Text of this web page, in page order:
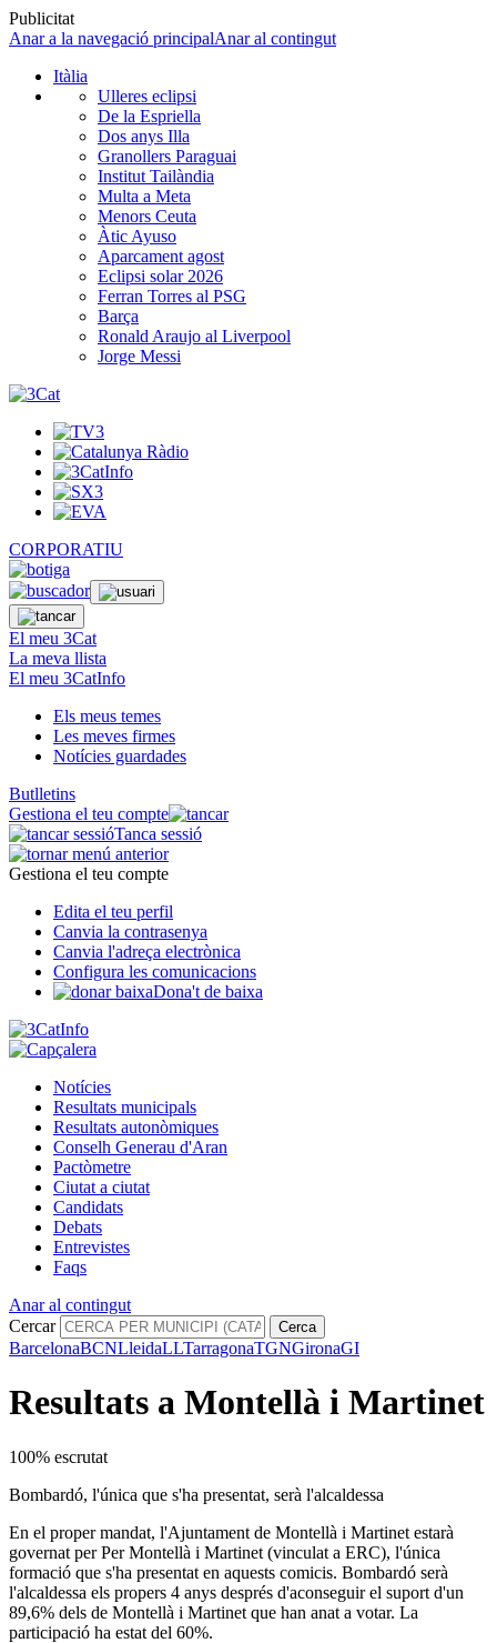
Publicitat
Anar a la navegació principalAnar al contingut
Itàlia
Ulleres eclipsi
De la Espriella
Dos anys Illa
Granollers Paraguai
Institut Tailàndia
Multa a Meta
Menors Ceuta
Àtic Ayuso
Aparcament agost
Eclipsi solar 2026
Ferran Torres al PSG
Barça
Ronald Araujo al Liverpool
Jorge Messi
CORPORATIU
El meu 3Cat
La meva llista
El meu 3CatInfo
Els meus temes
Les meves firmes
Notícies guardades
Butlletins
Gestiona el teu compte
Tanca sessió
Gestiona el teu compte
Edita el teu perfil
Canvia la contrasenya
Canvia l'adreça electrònica
Configura les comunicacions
Dona't de baixa
Notícies
Resultats municipals
Resultats autonòmiques
Conselh Generau d'Aran
Pactòmetre
Ciutat a ciutat
Candidats
Debats
Entrevistes
Faqs
Anar al contingut
Cercar
Cerca
BarcelonaBCNLleidaLLTarragonaTGNGironaGI
Resultats a Montellà i Martinet
100% escrutat
Bombardó, l'única que s'ha presentat, serà l'alcaldessa
En el proper mandat, l'Ajuntament de Montellà i Martinet estarà
governat per Per Montellà i Martinet (vinculat a ERC), l'única
formació que s'ha presentat en aquests comicis. Bombardó serà
l'alcaldessa els propers 4 anys després d'aconseguir el suport d'un
89,6% dels de Montellà i Martinet que han anat a votar. La
participació ha estat del 60%.